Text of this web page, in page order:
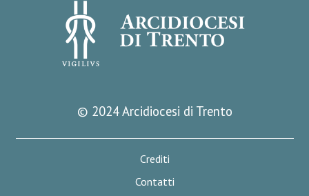
© 2024 Arcidiocesi di Trento
Crediti
Contatti